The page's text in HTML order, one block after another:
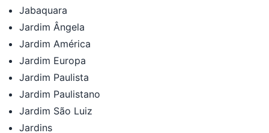
Jabaquara
Jardim Ângela
Jardim América
Jardim Europa
Jardim Paulista
Jardim Paulistano
Jardim São Luiz
Jardins